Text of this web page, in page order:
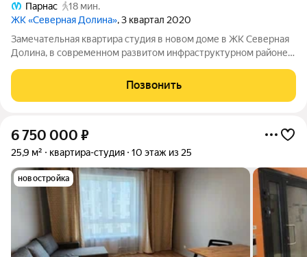
Парнас
18 мин.
ЖК «Северная Долина», 3 квартал 2020
Замечательная квартира студия в новом доме в ЖК Северная
Долина, в современном развитом инфраструктурном районе
пешком. Рядом выезд на КАД. Магазины, кафе, пекарни,
рестораны, школы, сады,
Позвонить
6 750 000 ₽
25,9 м² квартира-студия 10 этаж из 25
новостройка